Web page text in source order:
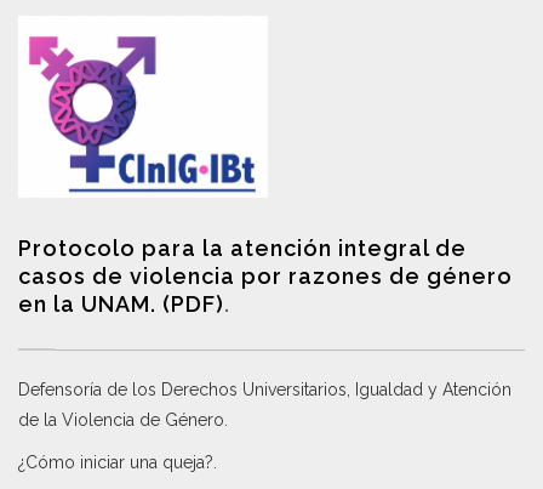
Protocolo para la atención integral de
casos de violencia por razones de género
en la UNAM. (PDF).
Defensoría de los Derechos Universitarios, Igualdad y Atención
de la Violencia de Género
¿Cómo iniciar una queja?